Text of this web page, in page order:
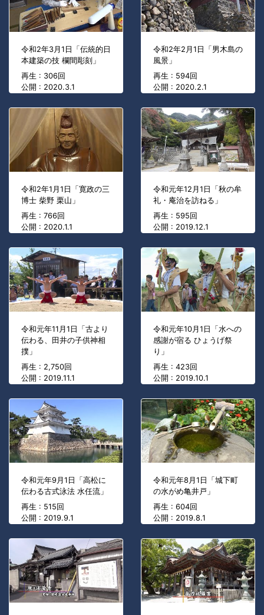
令和2年3月1日「伝統的日
本建築の技 欄間彫刻」
再生 : 306回
公開 : 2020.3.1
令和2年2月1日「男木島の
風景」
再生 : 594回
公開 : 2020.2.1
令和2年1月1日「寛政の三
博士 柴野 栗山」
再生 : 766回
公開 : 2020.1.1
令和元年12月1日「秋の牟
礼・庵治を訪ねる」
再生 : 595回
公開 : 2019.12.1
令和元年11月1日「古より
伝わる、田井の子供神相
撲」
再生 : 2,750回
公開 : 2019.11.1
令和元年10月1日「水への
感謝が宿る ひょうげ祭
り」
再生 : 423回
公開 : 2019.10.1
令和元年9月1日「高松に
伝わる古式泳法 水任流」
再生 : 515回
公開 : 2019.9.1
令和元年8月1日「城下町
の水がめ亀井戸」
再生 : 604回
公開 : 2019.8.1